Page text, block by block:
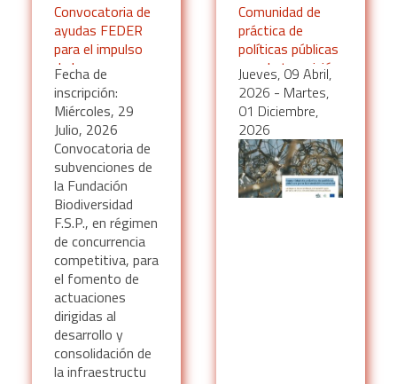
Convocatoria de
ayudas FEDER
para el impulso
de la
renaturalización
de ciudades 2026
Fecha de
inscripción:
Miércoles, 29
Julio, 2026
Convocatoria de
subvenciones de
la Fundación
Biodiversidad
F.S.P., en régimen
de concurrencia
competitiva, para
el fomento de
actuaciones
dirigidas al
desarrollo y
consolidación de
la infraestructu
Comunidad de
práctica de
políticas públicas
para la transición
ecosocial
Jueves, 09 Abril,
2026 - Martes,
01 Diciembre,
2026